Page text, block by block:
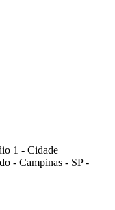
1 - Cidade
- Campinas - SP -